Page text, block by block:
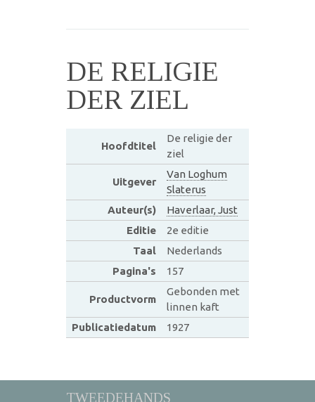
DE RELIGIE
DER ZIEL
Hoofdtitel
De religie der
ziel
Uitgever
Van Loghum
Slaterus
Auteur(s)
Haverlaar, Just
Editie
2e editie
Taal
Nederlands
Pagina's
157
Productvorm
Gebonden met
linnen kaft
Publicatiedatum
1927
TWEEDEHANDS